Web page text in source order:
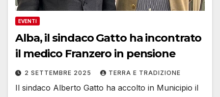
EVENTI
Alba, il sindaco Gatto ha incontrato
il medico Franzero in pensione
2 SETTEMBRE 2025 TERRA E TRADIZIONE
Il sindaco Alberto Gatto ha accolto in Municipio il